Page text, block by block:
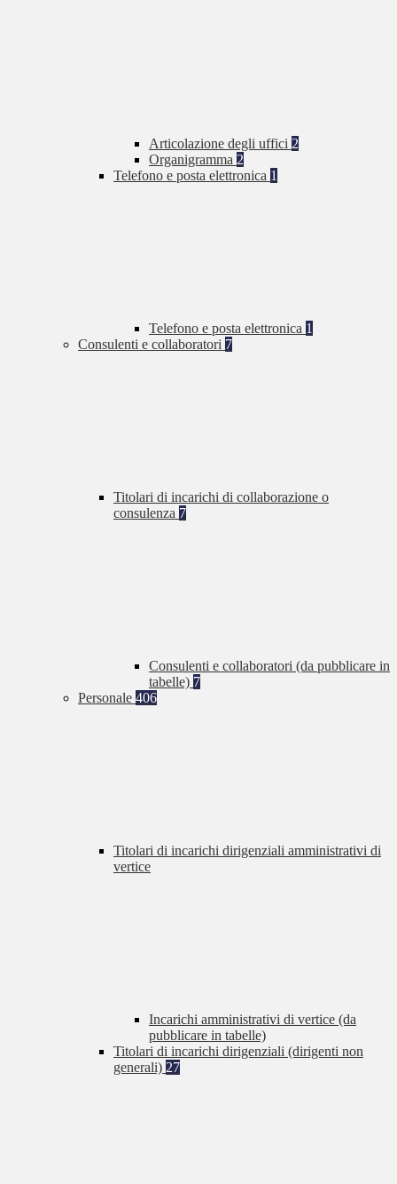
Articolazione degli uffici 2
Organigramma 2
Telefono e posta elettronica 1
Telefono e posta elettronica 1
Consulenti e collaboratori 7
Titolari di incarichi di collaborazione o
consulenza 7
Consulenti e collaboratori (da pubblicare in
tabelle) 7
Personale 406
Titolari di incarichi dirigenziali amministrativi di
vertice
Incarichi amministrativi di vertice (da
pubblicare in tabelle)
Titolari di incarichi dirigenziali (dirigenti non
generali) 27